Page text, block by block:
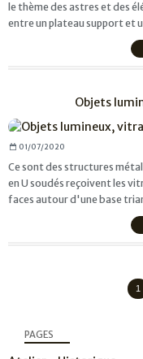
le thème des astres et des
entre un plateau support et
Objets
01/07/2020
Ce sont des structures
en U soudés reçoivent les
faces autour d'une base
1
PAGES